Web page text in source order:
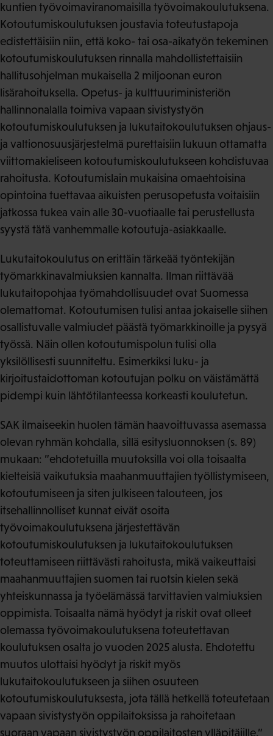
kuntien työvoimaviranomaisilla työvoimakoulutuksena.
Kotoutumiskoulutuksen joustavia toteutustapoja
edistettäisiin niin, että koko- tai osa-aikatyön tekeminen
kotoutumiskoulutuksen rinnalla mahdollistettaisiin
hallitusohjelman mukaisella 2 miljoonan euron
lisärahoituksella. Opetus- ja kulttuuriministeriön
hallinnonalalla toimiva vapaan sivistystyön
kotoutumiskoulutuksen ja lukutaitokoulutuksen ohjaus-
ja valtionosuusjärjestelmä purettaisiin lukuun ottamatta
viittomakieliseen kotoutumiskoulutukseen kohdistuvaa
rahoitusta. Kotoutumislain mukaisina omaehtoisina
opintoina tuettavaa aikuisten perusopetusta voitaisiin
jatkossa tukea vain alle 30-vuotiaalle tai perustellusta
syystä tätä vanhemmalle kotoutuja-asiakkaalle.
Lukutaitokoulutus on erittäin tärkeää työntekijän
työmarkkinavalmiuksien kannalta. Ilman riittävää
lukutaitopohjaa työmahdollisuudet ovat Suomessa
olemattomat. Kotoutumisen tulisi antaa jokaiselle siihen
osallistuvalle valmiudet päästä työmarkkinoille ja pysyä
työssä. Näin ollen kotoutumispolun tulisi olla
yksilöllisesti suunniteltu. Esimerkiksi luku- ja
kirjoitustaidottoman kotoutujan polku on väistämättä
pidempi kuin lähtötilanteessa korkeasti koulutetun.
SAK ilmaiseekin huolen tämän haavoittuvassa asemassa
olevan ryhmän kohdalla, sillä esitysluonnoksen (s. 89)
mukaan: ”ehdotetuilla muutoksilla voi olla toisaalta
kielteisiä vaikutuksia maahanmuuttajien työllistymiseen,
kotoutumiseen ja siten julkiseen talouteen, jos
itsehallinnolliset kunnat eivät osoita
työvoimakoulutuksena järjestettävän
kotoutumiskoulutuksen ja lukutaitokoulutuksen
toteuttamiseen riittävästi rahoitusta, mikä vaikeuttaisi
maahanmuuttajien suomen tai ruotsin kielen sekä
yhteiskunnassa ja työelämässä tarvittavien valmiuksien
oppimista. Toisaalta nämä hyödyt ja riskit ovat olleet
olemassa työvoimakoulutuksena toteutettavan
koulutuksen osalta jo vuoden 2025 alusta. Ehdotettu
muutos ulottaisi hyödyt ja riskit myös
lukutaitokoulutukseen ja siihen osuuteen
kotoutumiskoulutuksesta, jota tällä hetkellä toteutetaan
vapaan sivistystyön oppilaitoksissa ja rahoitetaan
suoraan vapaan sivistystyön oppilaitosten ylläpitäjille.”